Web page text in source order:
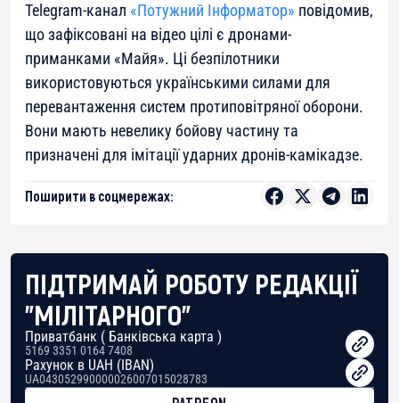
Telegram-канал «Потужний Інформатор» повідомив,
що зафіксовані на відео цілі є дронами-
приманками «Майя». Ці безпілотники
використовуються українськими силами для
перевантаження систем протиповітряної оборони.
Вони мають невелику бойову частину та
призначені для імітації ударних дронів-камікадзе.
Поширити в соцмережах:
ПІДТРИМАЙ РОБОТУ РЕДАКЦІЇ
"МІЛІТАРНОГО"
Приватбанк ( Банківська карта )
5169 3351 0164 7408
Рахунок в UAH (IBAN)
UA043052990000026007015028783